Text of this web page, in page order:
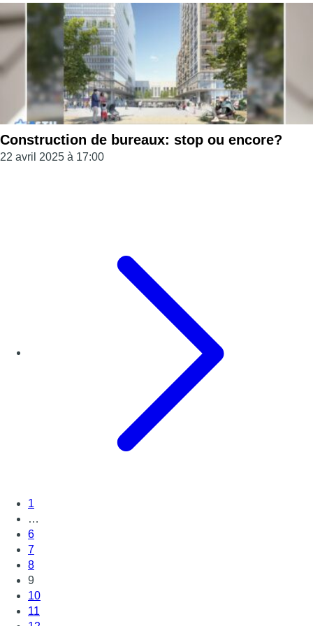
Construction de bureaux: stop ou encore?
22 avril 2025 à 17:00
1
…
6
7
8
9
10
11